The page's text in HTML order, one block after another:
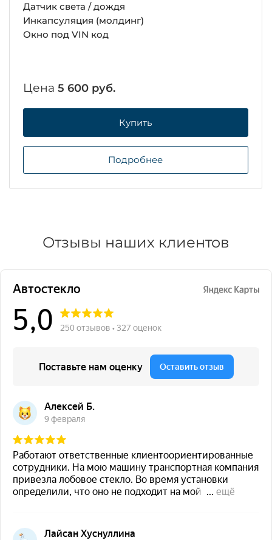
Датчик света / дождя
Инкапсуляция (молдинг)
Окно под VIN код
Цена5 600 руб.
Купить
Подробнее
Отзывы наших клиентов